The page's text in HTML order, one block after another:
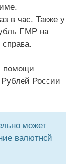
в час. Также у
ПМР на
помощи
Рублей России
может
валютной